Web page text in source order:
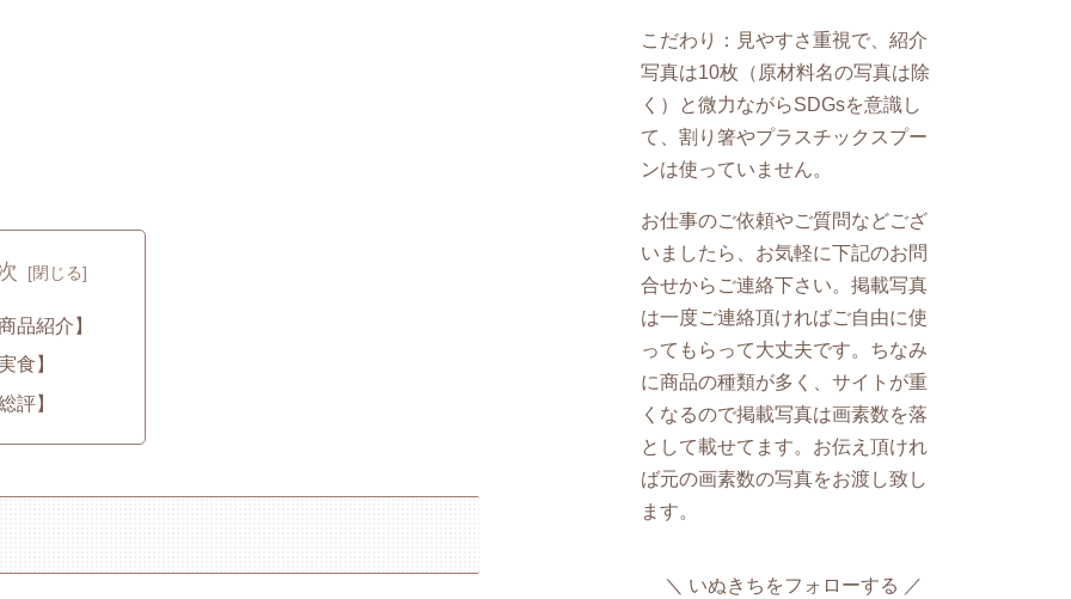
品紹介】
食】
評】
こだわり：見やすさ重視で、紹介
写真は10枚（原材料名の写真は除
く）と微力ながらSDGsを意識し
て、割り箸やプラスチックスプー
ンは使っていません。
お仕事のご依頼やご質問などござ
いましたら、お気軽に下記のお問
合せからご連絡下さい。掲載写真
は一度ご連絡頂ければご自由に使
ってもらって大丈夫です。ちなみ
に商品の種類が多く、サイトが重
くなるので掲載写真は画素数を落
として載せてます。お伝え頂けれ
ば元の画素数の写真をお渡し致し
ます。
いぬきちをフォローする